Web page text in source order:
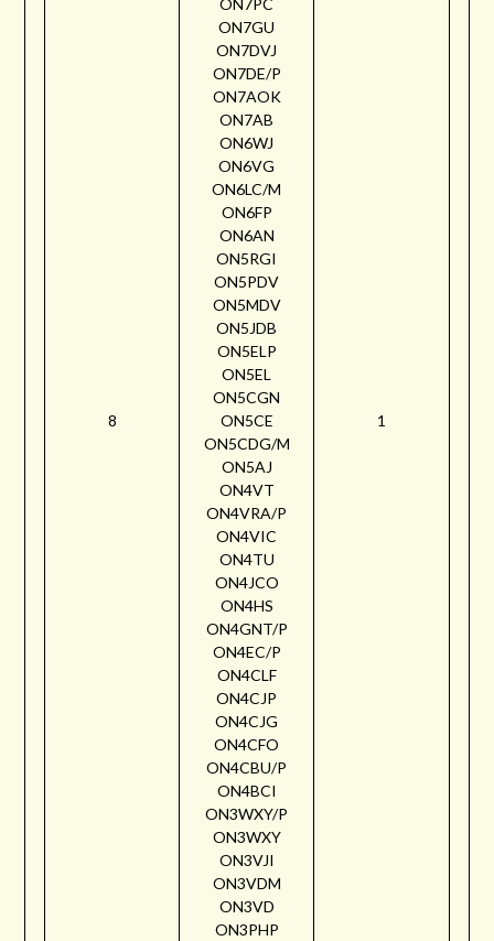
8
ON7GU
ON7DVJ
ON7DE/P
ON7AOK
ON7AB
ON6WJ
ON6VG
ON6LC/M
ON6FP
ON6AN
ON5RGI
ON5PDV
ON5MDV
ON5JDB
ON5ELP
ON5EL
ON5CGN
ON5CE
ON5CDG/M
ON5AJ
ON4VT
ON4VRA/P
ON4VIC
ON4TU
ON4JCO
ON4HS
ON4GNT/P
ON4EC/P
ON4CLF
ON4CJP
ON4CJG
ON4CFO
ON4CBU/P
ON4BCI
ON3WXY/P
ON3WXY
ON3VJI
ON3VDM
ON3VD
ON3PHP
1